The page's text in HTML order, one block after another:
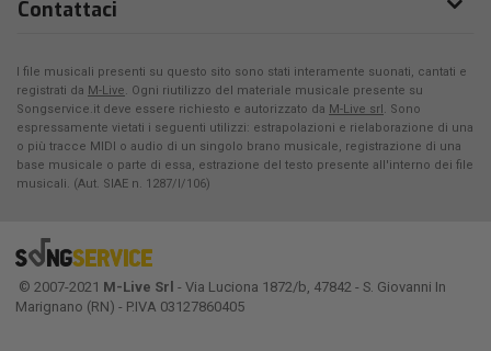
Contattaci
I file musicali presenti su questo sito sono stati interamente suonati, cantati e
registrati da M-Live. Ogni riutilizzo del materiale musicale presente su
Songservice.it deve essere richiesto e autorizzato da M-Live srl. Sono
espressamente vietati i seguenti utilizzi: estrapolazioni e rielaborazione di una
o più tracce MIDI o audio di un singolo brano musicale, registrazione di una
base musicale o parte di essa, estrazione del testo presente all'interno dei file
musicali. (Aut. SIAE n. 1287/I/106)
© 2007-2021 M-Live Srl - Via Luciona 1872/b, 47842 - S. Giovanni In
Marignano (RN) - P.IVA 03127860405